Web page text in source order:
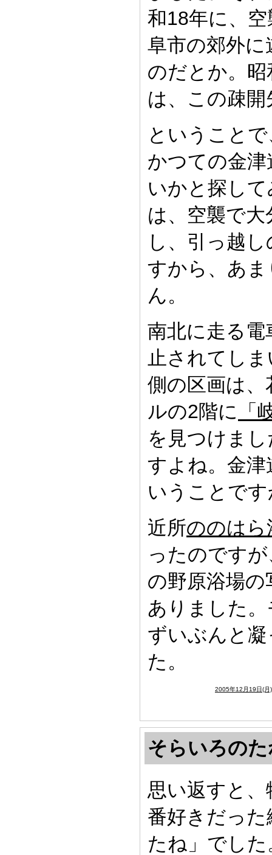
和18年に、
阜市の郊外
のだとか。
は、この疎
ということ
かつての金
いかと探し
は、空襲で
し、引っ越
すから、あ
ん。
南北に走る電
止されてし
側の区画は
ルの2階に
「
を見つけま
すよね。金
いうことで
近所ののはら
ったのです
の野原浴場
ありました
ずいぶんと
た。
2005年12月19日(月
そらいろの
思い返すと
番好きだっ
たね」でし